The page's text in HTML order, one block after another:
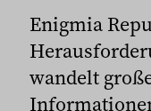
Enigmia
wandelt